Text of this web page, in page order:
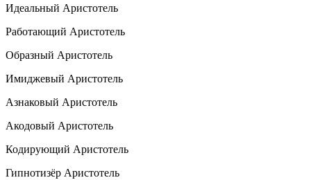
Идеальный Аристотель
Работающий Аристотель
Образный Аристотель
Имиджевый Аристотель
Азнаковый Аристотель
Акодовый Аристотель
Кодирующий Аристотель
Гипнотизёр Аристотель